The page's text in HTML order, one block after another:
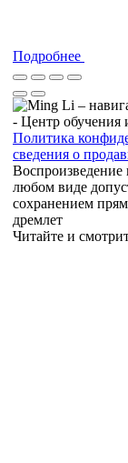
Подробнее
- Центр обучения
Политика
сведения о
Воспроизведение
любом виде
сохранением
дремлет
Читайте и